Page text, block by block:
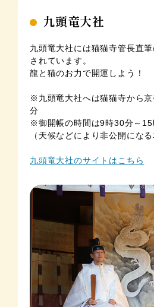
九頭竜大社
九頭竜大社には猫猫寺管長直
されています。
龍と猫のお力で開運しよう！
※九頭竜大社へは猫猫寺から京
分
※御開帳の時間は9時30分～15
（天候などにより非公開にな
九頭竜大社のサイトはこちら